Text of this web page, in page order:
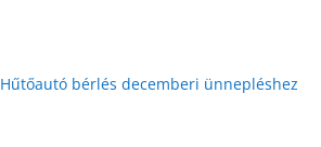
Hűtőautó bérlés decemberi ünnepléshez